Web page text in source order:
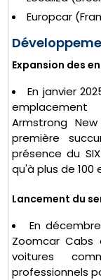
Europcar
Expansion des
En janvier
Armstrong
première
présence du
qu'à plus de 100
Lancement du
En
Zoomcar Cabs
voitures
professionnels